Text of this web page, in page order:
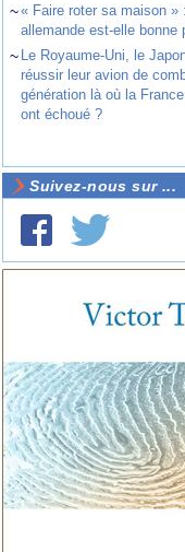
~« Faire roter sa maison »
allemande est-elle bonne
~ Le Royaume-Uni, le
réussir leur avion de
génération là où la
ont échoué ?
Suivez-nous sur ...